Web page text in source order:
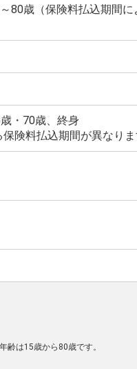
80歳（保険料払込期間に
・70歳、終身
険料払込期間が異なりま
齢は15歳から80歳です。